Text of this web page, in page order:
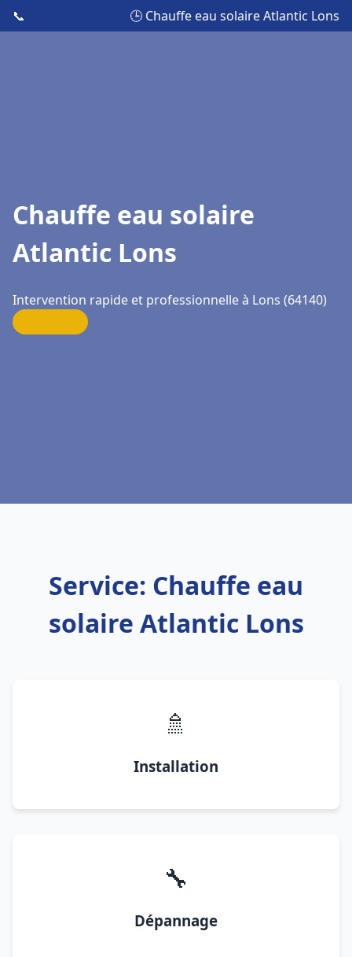
📞 🕒 Chauffe eau solaire Atlantic Lons
Chauffe eau solaire
Atlantic Lons
Intervention rapide et professionnelle à Lons (64140)
Service: Chauffe eau
solaire Atlantic Lons
🚿
Installation
🔧
Dépannage